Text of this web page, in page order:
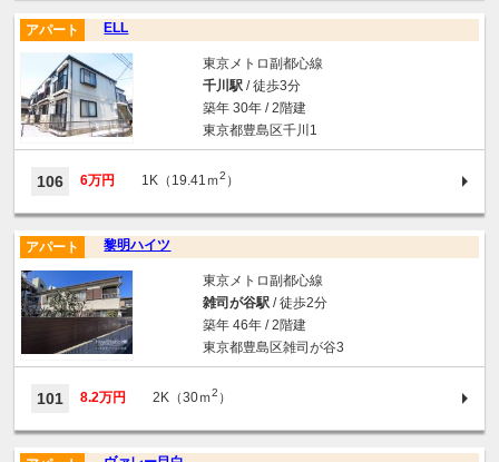
ELL
アパート
東京メトロ副都心線
千川駅/ 徒歩3分
築年 30年 / 2階建
東京都豊島区千川1
106 6万円 1K（19.41ｍ2 ）
黎明ハイツ
アパート
東京メトロ副都心線
雑司が谷駅/ 徒歩2分
築年 46年 / 2階建
東京都豊島区雑司が谷3
101 8.2万円 2K（30ｍ2 ）